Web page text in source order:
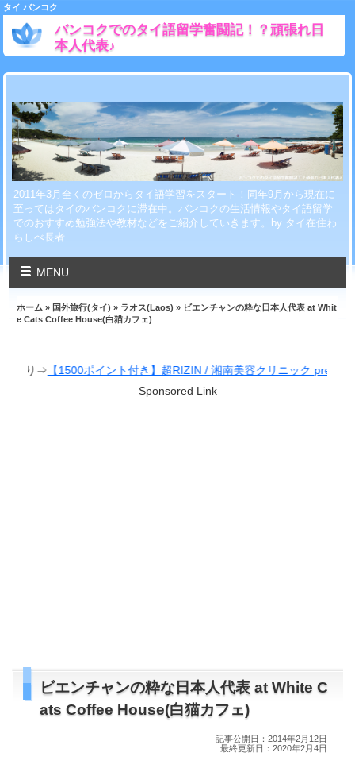
タイ バンコク
バンコクでのタイ語留学奮闘記！？頑張れ日
本人代表♪
2011年3月全くのゼロからタイ語学習をスタート！同年9月から現在に
至ってはタイのバンコクに滞在中。バンコクの生活情報やタイ語留学
でのおすすめ勉強法や教材などをご紹介していきます。by タイ在住わ
らしべ長者
MENU
ホーム » 国外旅行(タイ) » ラオス(Laos) » ビエンチャンの粋な日本人代表 at Whit
e Cats Coffee House(白猫カフェ)
付き】超RIZIN / 湘南美容クリニック presents RIZIN.38
Sponsored Link
ビエンチャンの粋な日本人代表 at White C
ats Coffee House(白猫カフェ)
記事公開日：2014年2月12日
最終更新日：2020年2月4日